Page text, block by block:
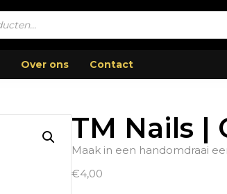
Over ons Contact
TM Nails |
Maak in een handomdraai
€4,00